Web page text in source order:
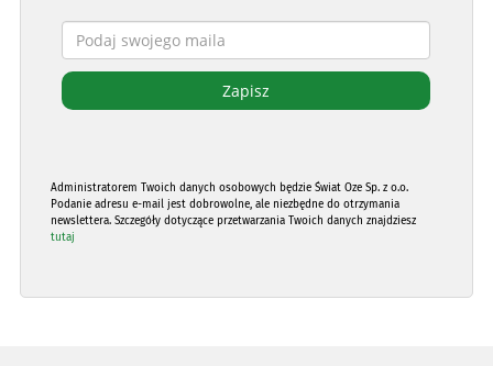
Administratorem Twoich danych osobowych będzie Świat Oze Sp. z o.o.
Podanie adresu e-mail jest dobrowolne, ale niezbędne do otrzymania
newslettera. Szczegóły dotyczące przetwarzania Twoich danych znajdziesz
tutaj